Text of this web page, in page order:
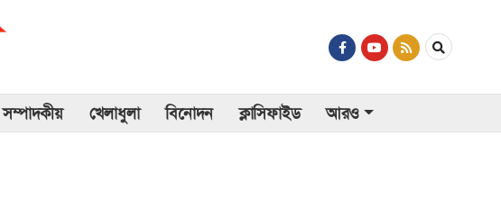
সম্পাদকীয় খেলাধুলা বিনোদন ক্লাসিফাইড আরও